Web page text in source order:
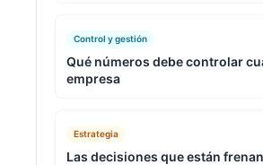
Control y gestión
Qué números debe controlar
empresa
Estrategia
Las decisiones que están